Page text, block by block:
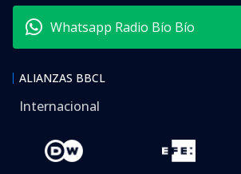
Whatsapp Radio Bío Bío
ALIANZAS BBCL
Internacional